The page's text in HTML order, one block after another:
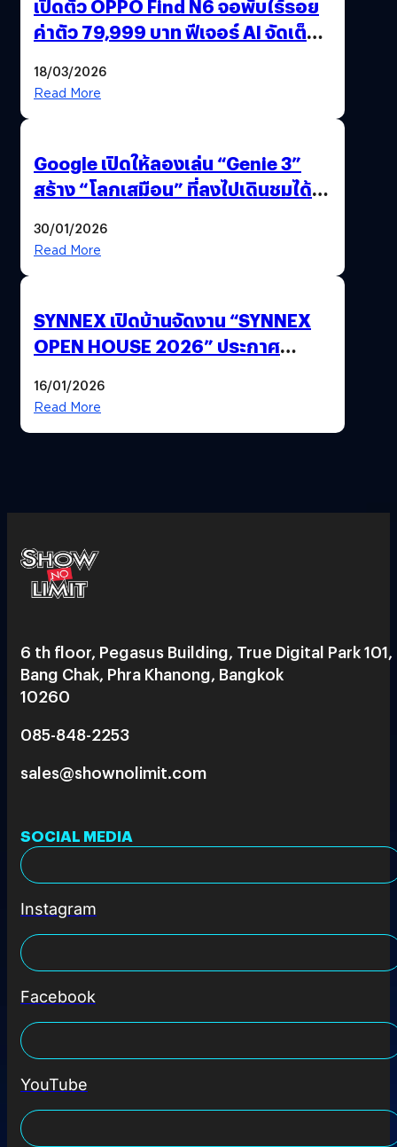
เปิดตัว OPPO Find N6 จอพับไร้รอย
ค่าตัว 79,999 บาท ฟีเจอร์ AI จัดเต็ม
18/03/2026
Read More
Google เปิดให้ลองเล่น “Genie 3”
สร้าง “โลกเสมือน” ที่ลงไปเดินชมได้
30/01/2026
Read More
SYNNEX เปิดบ้านจัดงาน “SYNNEX
OPEN HOUSE 2026” ประกาศ
ได้ 53,000 ล้านบาท
16/01/2026
Read More
6 th floor, Pegasus Building, True Digital Park 101,
Bang Chak, Phra Khanong, Bangkok
10260
085-848-2253
sales@shownolimit.com
SOCIAL MEDIA
Instagram
Facebook
YouTube